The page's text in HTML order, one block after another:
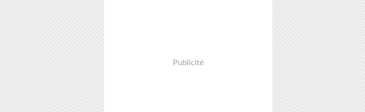
Publicité